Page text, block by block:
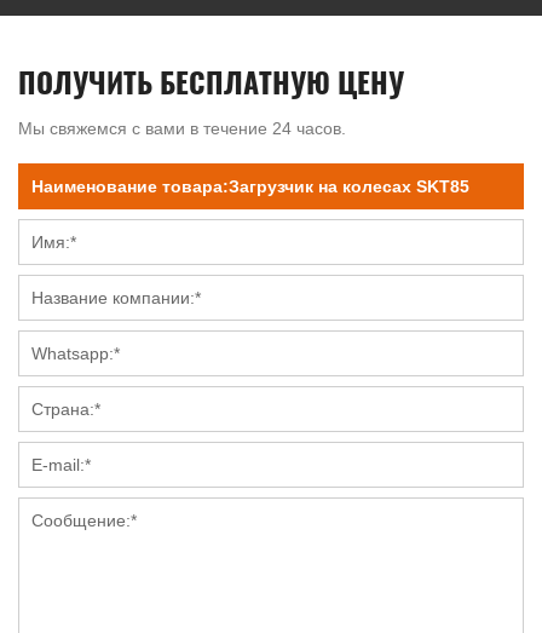
ПОЛУЧИТЬ БЕСПЛАТНУЮ ЦЕНУ
Мы свяжемся с вами в течение 24 часов.